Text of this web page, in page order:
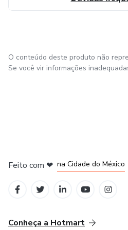
O conteúdo deste produto não
Se você vir informações
Feito com ❤ na Cidade do México
Conheça a Hotmart